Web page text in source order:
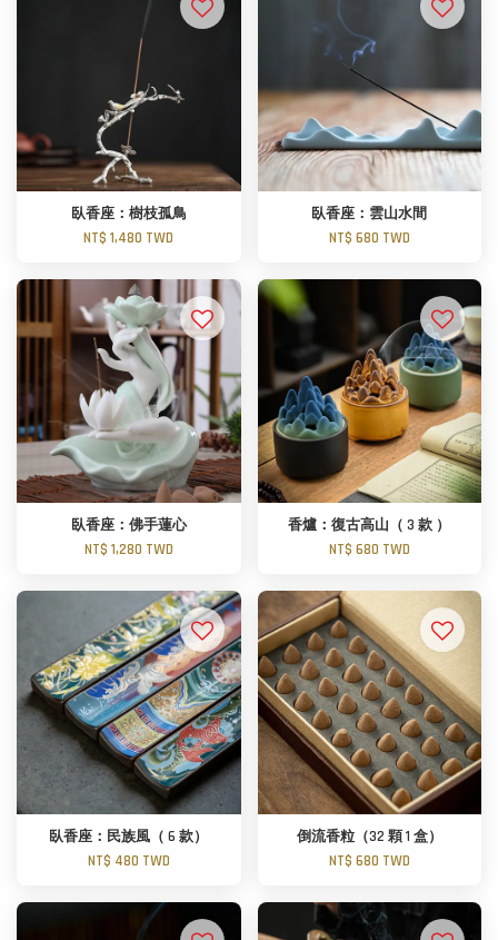
臥香座：樹枝孤鳥
NT$ 1,480 TWD
臥香座：雲山水間
NT$ 680 TWD
臥香座：佛手蓮心
NT$ 1,280 TWD
香爐：復古高山（ 3 款 ）
NT$ 680 TWD
臥香座：民族風（ 6 款）
NT$ 480 TWD
倒流香粒（32 顆 1 盒）
NT$ 680 TWD